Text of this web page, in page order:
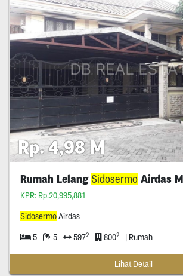
Rp. 4,98 M
Rumah Lelang SidosermoAirdas
KPR: Rp.20,995,881
SidosermoAirdas
5 5 5972 8002 | Rumah
Lihat Detail